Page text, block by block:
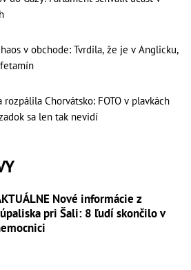
v obchode: Tvrdila, že je v Anglicku,
Chorvátsko: FOTO v plavkách
sa len tak nevidí
Nové informácie z
pri Šali: 8 ľudí skončilo v